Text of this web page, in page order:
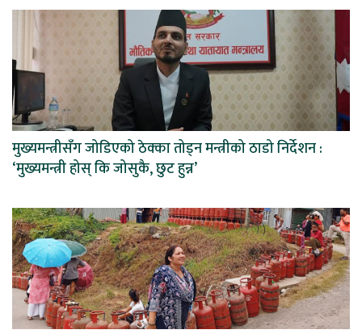
मुख्यमन्त्रीसँग जोडिएको ठेक्का तोड्न मन्त्रीको ठाडो निर्देशन :
‘मुख्यमन्त्री होस् कि जोसुकै, छुट हुन्न’